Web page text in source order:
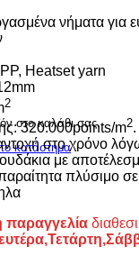
στο καλάθι σας.
κατάστημα
νήματα για
Heatset yarn
2
320.000points/m2.
στο χρόνο
με
πλύσιμο
παραγγελία